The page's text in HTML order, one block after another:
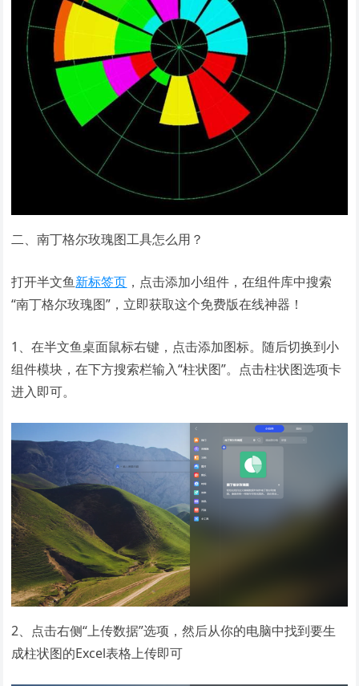
二、南丁格尔玫瑰图工具怎么用？
打开半文鱼新标签页 ，点击添加小组件，在组件库中搜索
“南丁格尔玫瑰图”，立即获取这个免费版在线神器！
1、在半文鱼桌面鼠标右键，点击添加图标。随后切换到小
组件模块，在下方搜索栏输入“柱状图”。点击柱状图选项卡
进入即可。
2、点击右侧“上传数据”选项，然后从你的电脑中找到要生
成柱状图的Excel表格上传即可